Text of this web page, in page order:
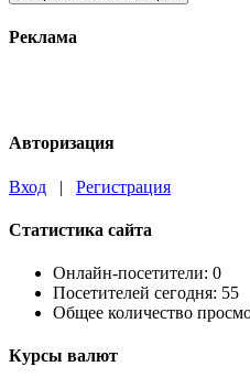
Реклама
Авторизация
Вход | Регистрация
Статистика сайта
Онлайн-посетители: 0
Посетителей сегодня: 55
Общее количество
Курсы валют